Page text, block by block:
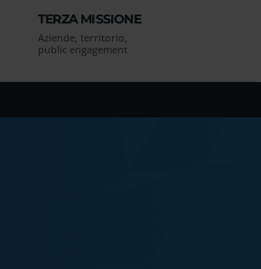
TERZA MISSIONE
Aziende, territorio,
public engagement